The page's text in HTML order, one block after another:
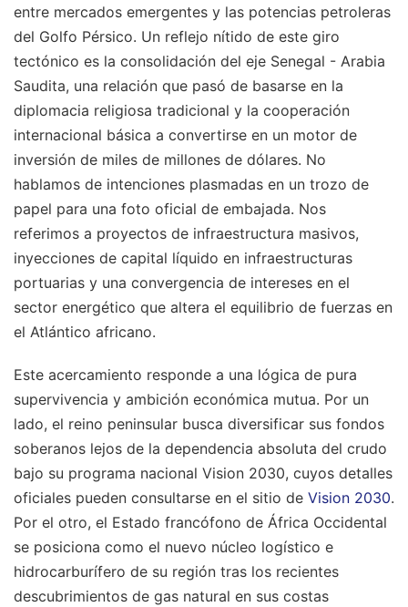
entre mercados emergentes y las potencias petroleras
del Golfo Pérsico. Un reflejo nítido de este giro
tectónico es la consolidación del eje Senegal - Arabia
Saudita, una relación que pasó de basarse en la
diplomacia religiosa tradicional y la cooperación
internacional básica a convertirse en un motor de
inversión de miles de millones de dólares. No
hablamos de intenciones plasmadas en un trozo de
papel para una foto oficial de embajada. Nos
referimos a proyectos de infraestructura masivos,
inyecciones de capital líquido en infraestructuras
portuarias y una convergencia de intereses en el
sector energético que altera el equilibrio de fuerzas en
el Atlántico africano.
Este acercamiento responde a una lógica de pura
supervivencia y ambición económica mutua. Por un
lado, el reino peninsular busca diversificar sus fondos
soberanos lejos de la dependencia absoluta del crudo
bajo su programa nacional Vision 2030, cuyos detalles
oficiales pueden consultarse en el sitio de Vision 2030.
Por el otro, el Estado francófono de África Occidental
se posiciona como el nuevo núcleo logístico e
hidrocarburífero de su región tras los recientes
descubrimientos de gas natural en sus costas